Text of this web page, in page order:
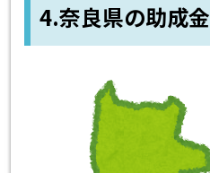
4.奈良県の助成金